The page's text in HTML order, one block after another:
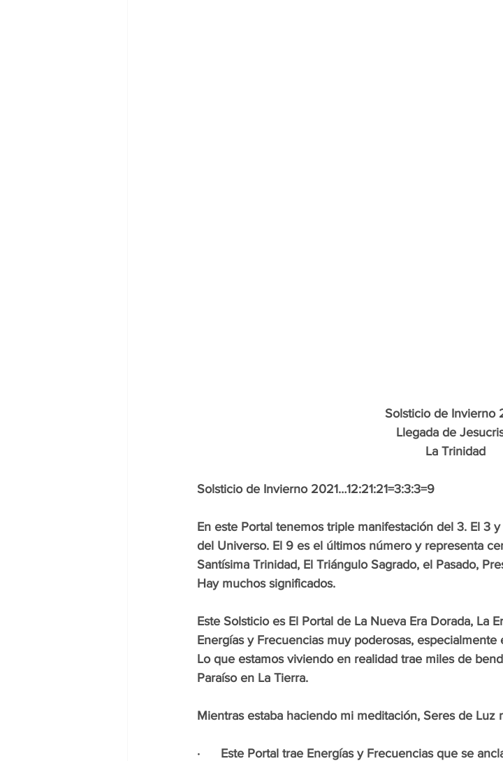
Solsticio de Invierno
Llegada de
La Trinidad
Solsticio de Invierno 2021…12:21:21=3:3:3=9
En este Portal tenemos triple manifestación del 3. El 3
del Universo. El 9 es el últimos número y representa
Santísima Trinidad, El Triángulo Sagrado, el Pasado,
Hay muchos significados.
Este Solsticio es El Portal de La Nueva Era Dorada, La
Energías y Frecuencias muy poderosas,
Lo que estamos viviendo en realidad trae miles de
Paraíso en La Tierra.
Mientras estaba haciendo mi meditación, Seres de
·      Este Portal trae Energías y Frecuencias que se